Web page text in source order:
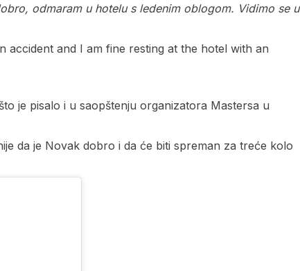
odmaram u hotelu s ledenim oblogom. Vidimo se u
and I am fine resting at the hotel with an
je pisalo i u saopštenju organizatora Mastersa u
da je Novak dobro i da će biti spreman za treće kolo